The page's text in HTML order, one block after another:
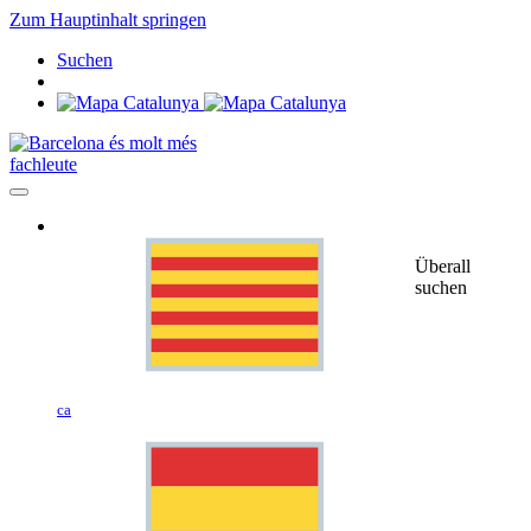
Zum Hauptinhalt springen
Suchen
fachleute
ca
Überall
suchen